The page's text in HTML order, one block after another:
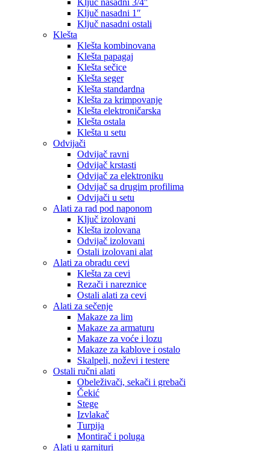
Ključ nasadni 3/4″
Ključ nasadni 1″
Ključ nasadni ostali
Klešta
Klešta kombinovana
Klešta papagaj
Klešta sečice
Klešta seger
Klešta standardna
Klešta za krimpovanje
Klešta elektroničarska
Klešta ostala
Klešta u setu
Odvijači
Odvijač ravni
Odvijač krstasti
Odvijač za elektroniku
Odvijač sa drugim profilima
Odvijači u setu
Alati za rad pod naponom
Ključ izolovani
Klešta izolovana
Odvijač izolovani
Ostali izolovani alat
Alati za obradu cevi
Klešta za cevi
Rezači i nareznice
Ostali alati za cevi
Alati za sečenje
Makaze za lim
Makaze za armaturu
Makaze za voće i lozu
Makaze za kablove i ostalo
Skalpeli, noževi i testere
Ostali ručni alati
Obeleživači, sekači i grebači
Čekić
Stege
Izvlakač
Turpija
Montirač i poluga
Alati u garnituri